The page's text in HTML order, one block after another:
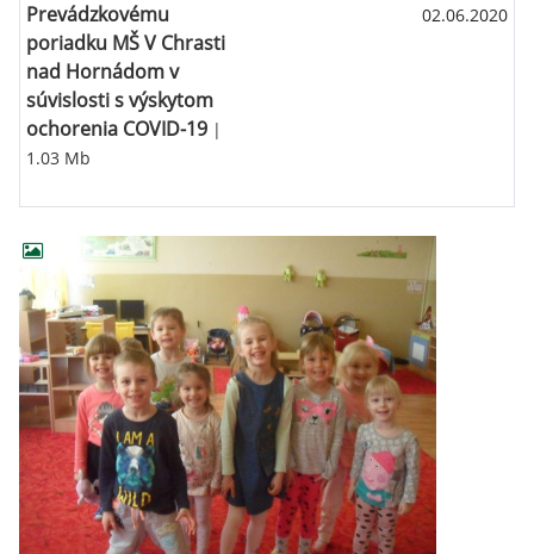
Prevádzkovému
poriadku MŠ V Chrasti
nad Hornádom v
súvislosti s výskytom
ochorenia COVID-19 |
1.03 Mb
02.06.2020